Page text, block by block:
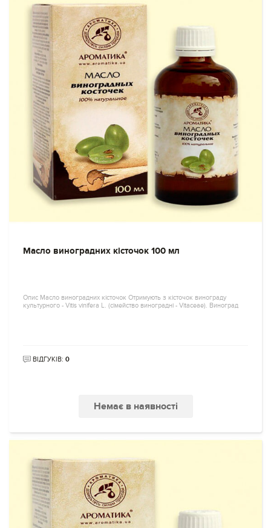
Масло виноградних кісточок 100 мл
Опис Масло виноградних кісточок Отримують з кісточок винограду
культурного - Vitis vinifera L. (сімейство виноградні - Vitaceae). Виноград
ВІДГУКІВ: 0
Немає в наявності